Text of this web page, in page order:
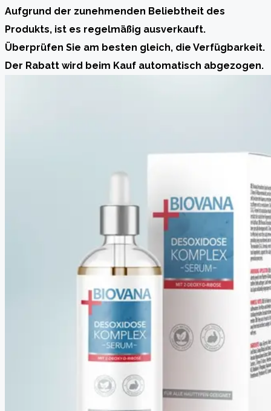
Aufgrund der zunehmenden Beliebtheit des
Produkts, ist es regelmäßig ausverkauft.
Überprüfen Sie am besten gleich, die Verfügbarkeit.
Der Rabatt wird beim Kauf automatisch abgezogen.